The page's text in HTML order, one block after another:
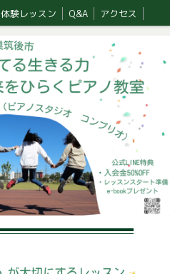
体験レッスン Q&A アクセス